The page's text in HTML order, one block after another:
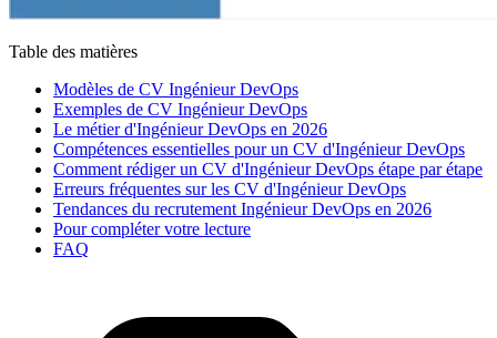
Table des matières
Modèles de CV Ingénieur DevOps
Exemples de CV Ingénieur DevOps
Le métier d'Ingénieur DevOps en 2026
Compétences essentielles pour un CV d'Ingénieur DevOps
Comment rédiger un CV d'Ingénieur DevOps étape par étape
Erreurs fréquentes sur les CV d'Ingénieur DevOps
Tendances du recrutement Ingénieur DevOps en 2026
Pour compléter votre lecture
FAQ